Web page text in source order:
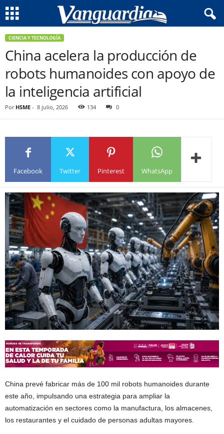
CIENCIA Y TECNOLOGÍA
China acelera la producción de
robots humanoides con apoyo de
la inteligencia artificial
Por HSME - 8 julio, 2026 134 0
Facebook Twitter Pinterest WhatsApp
China prevé fabricar más de 100 mil robots humanoides durante
este año, impulsando una estrategia para ampliar la
automatización en sectores como la manufactura, los almacenes,
los restaurantes y el cuidado de personas adultas mayores.